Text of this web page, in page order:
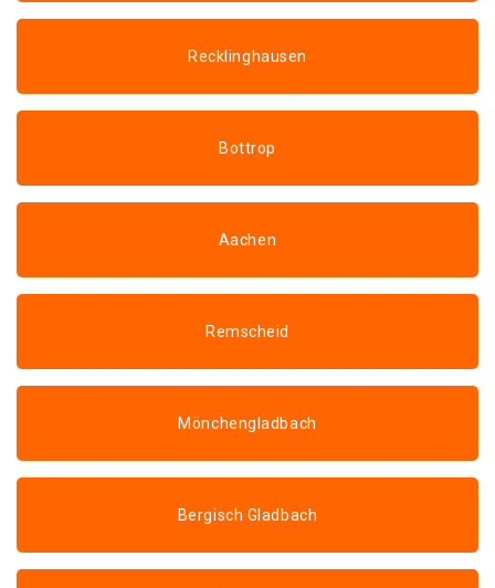
Recklinghausen
Bottrop
Aachen
Remscheid
Mönchengladbach
Bergisch Gladbach